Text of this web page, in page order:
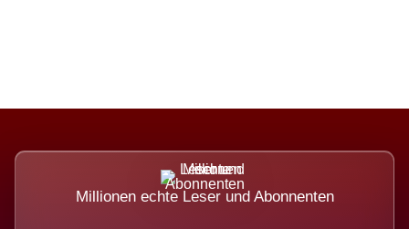
Millionen echte Leser und Abonnenten